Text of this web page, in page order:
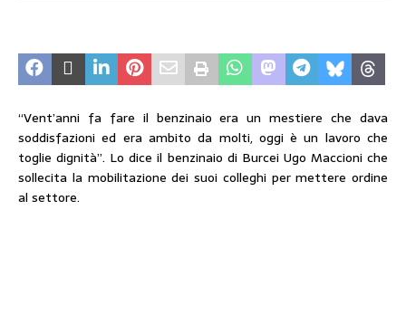
“Vent’anni fa fare il benzinaio era un mestiere che dava
soddisfazioni ed era ambito da molti, oggi è un lavoro che
toglie dignità”. Lo dice il benzinaio di Burcei Ugo Maccioni che
sollecita la mobilitazione dei suoi colleghi per mettere ordine
al settore.